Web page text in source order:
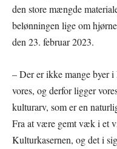
den store mængde
belønningen lige om
den 23. februar 2023.
– Der er ikke mange byer
vores, og derfor ligger
kulturarv, som er en
Fra at være gemt væk i et
Kulturkasernen, og det i